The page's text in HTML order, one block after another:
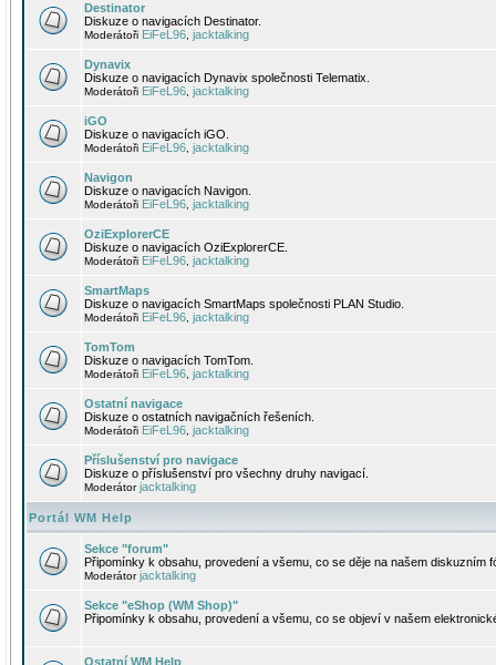
Destinator
Diskuze o navigacích Destinator.
Moderátoři EiFeL96 jacktalking
Dynavix
Diskuze o navigacích Dynavix společnosti Telematix.
Moderátoři EiFeL96 jacktalking
iGO
Diskuze o navigacích iGO.
Moderátoři EiFeL96 jacktalking
Navigon
Diskuze o navigacích Navigon.
Moderátoři EiFeL96 jacktalking
OziExplorerCE
Diskuze o navigacích OziExplorerCE.
Moderátoři EiFeL96 jacktalking
SmartMaps
Diskuze o navigacích SmartMaps společnosti PLAN Studio.
Moderátoři EiFeL96 jacktalking
TomTom
Diskuze o navigacích TomTom.
Moderátoři EiFeL96 jacktalking
Ostatní navigace
Diskuze o ostatních navigačních řešeních.
Moderátoři EiFeL96 jacktalking
Příslušenství pro navigace
Diskuze o příslušenství pro všechny druhy navigací.
Moderátorjacktalking
Portál WM Help
Sekce "forum"
Připomínky k obsahu, provedení a všemu, co se děje na našem diskuzním
Moderátorjacktalking
Sekce "eShop (WM Shop)"
Připomínky k obsahu, provedení a všemu, co se objeví v našem
Ostatní WM Help